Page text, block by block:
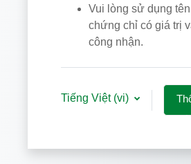
Vui lòng sử dụng
chứng chỉ có giá trị
công nhận.
Tiếng Việt ‎(vi)‎